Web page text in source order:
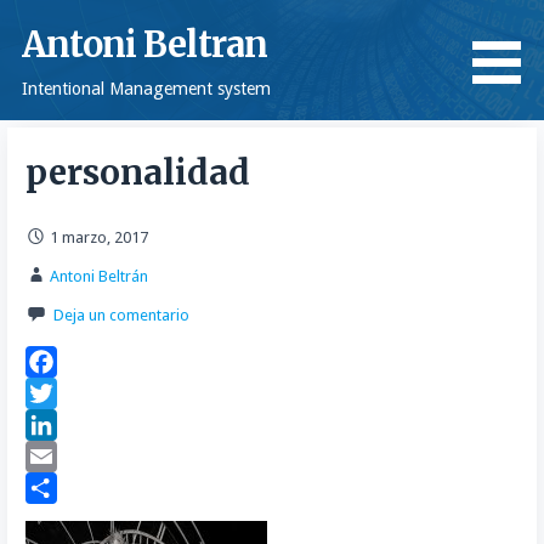
Antoni Beltran
Intentional Management system
personalidad
1 marzo, 2017
Antoni Beltrán
Deja un comentario
F
a
c
e
b
T
w
t
L
n
E
m
C